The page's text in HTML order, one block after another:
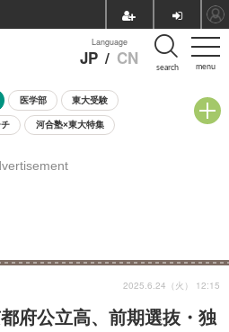
menu
Language
JP / CN search
医学部 東大受験
河合塾×東大特集
学校説明会・相談会
府公立高、前期選抜・独
2025.6.24（火） 12:15